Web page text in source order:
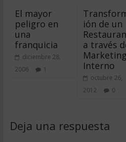
El mayor
peligro en
una
franquicia
diciembre 28,
2006
1
ión de un
a través
Marketing
Interno
octubre 26,
2012
0
Deja una respuesta